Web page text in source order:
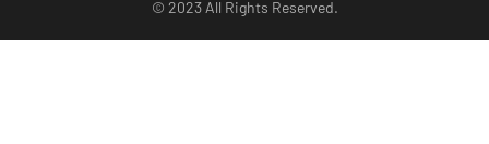
© 2023 All Rights Reserved.